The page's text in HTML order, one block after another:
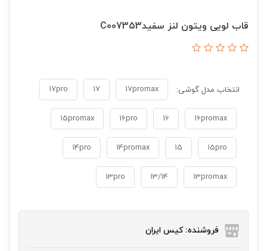
قاب لویی ویتون لنز سفیدC007353
انتخاب مدل گوشی: 17promax
17
17pro
16promax
16
16pro
15promax
15pro
15
14promax
14pro
13promax
13/14
13pro
فروشنده: کیس ایران